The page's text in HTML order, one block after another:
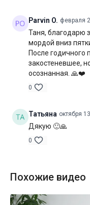
Parvin O. февраля
Таня, благодарю
мордой вниз
После годичного
закостеневшее,
осознанная. 🙏❤️
0
Татьяна октября
Дякую 🙂🙏
0
Похожие видео